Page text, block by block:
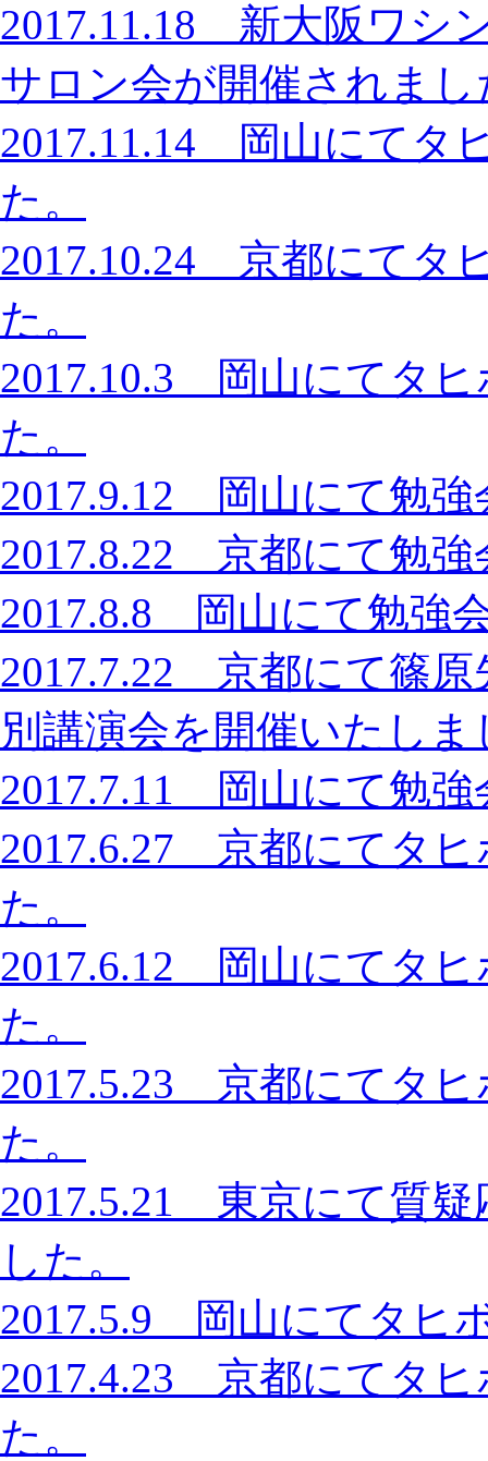
2017.11.18 新大阪ワシ
サロン会が開催されまし
2017.11.14 岡山にてタ
た。
2017.10.24 京都にてタ
た。
2017.10.3 岡山にてタ
た。
2017.9.12 岡山にて勉
2017.8.22 京都にて勉
2017.8.8 岡山にて勉強
2017.7.22 京都にて篠原
別講演会を開催いたしま
2017.7.11 岡山にて勉
2017.6.27 京都にてタ
た。
2017.6.12 岡山にてタ
た。
2017.5.23 京都にてタ
た。
2017.5.21 東京にて質疑
した。
2017.5.9 岡山にてタヒ
2017.4.23 京都にてタ
た。